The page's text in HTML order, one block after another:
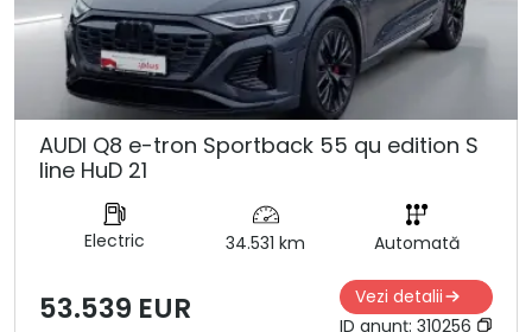
AUDI Q8 e-tron Sportback 55 qu edition S
line HuD 21
Electric 34.531 km Automată
53.539 EUR
Vezi detalii
ID anunț: 310256